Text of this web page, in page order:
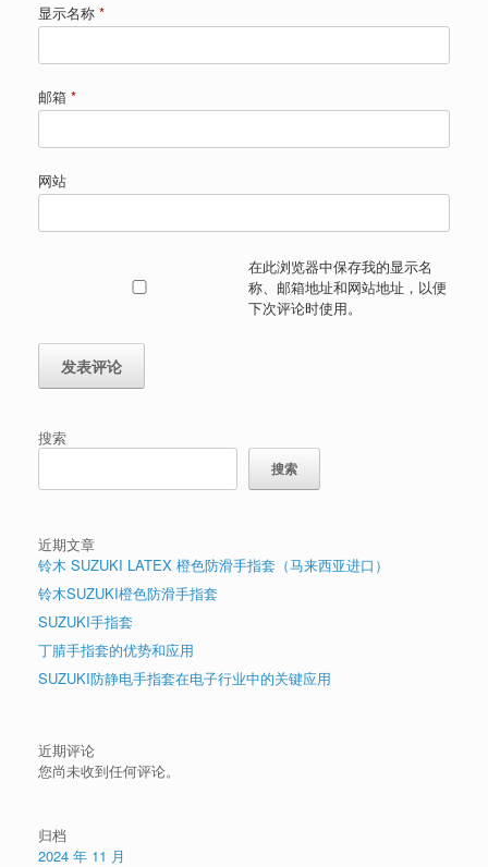
显示名称 *
邮箱 *
网站
在此浏览器中保存我的显示名
称、邮箱地址和网站地址，以便
下次评论时使用。
搜索
搜索
近期文章
铃木 SUZUKI LATEX 橙色防滑手指套（马来西亚进口）
铃木SUZUKI橙色防滑手指套
SUZUKI手指套
丁腈手指套的优势和应用
SUZUKI防静电手指套在电子行业中的关键应用
近期评论
您尚未收到任何评论。
归档
2024 年 11 月